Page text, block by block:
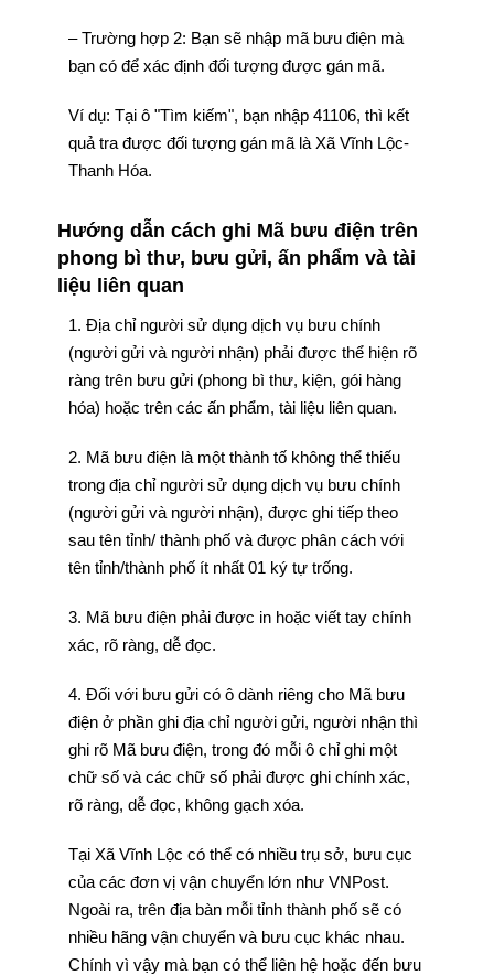
– Trường hợp 2: Bạn sẽ nhập mã bưu điện mà
bạn có để xác định đối tượng được gán mã.
Ví dụ: Tại ô "Tìm kiếm", bạn nhập 41106, thì kết
quả tra được đối tượng gán mã là Xã Vĩnh Lộc-
Thanh Hóa.
Hướng dẫn cách ghi Mã bưu điện trên
phong bì thư, bưu gửi, ấn phẩm và tài
liệu liên quan
1. Địa chỉ người sử dụng dịch vụ bưu chính
(người gửi và người nhận) phải được thể hiện rõ
ràng trên bưu gửi (phong bì thư, kiện, gói hàng
hóa) hoặc trên các ấn phẩm, tài liệu liên quan.
2. Mã bưu điện là một thành tố không thể thiếu
trong địa chỉ người sử dụng dịch vụ bưu chính
(người gửi và người nhận), được ghi tiếp theo
sau tên tỉnh/ thành phố và được phân cách với
tên tỉnh/thành phố ít nhất 01 ký tự trống.
3. Mã bưu điện phải được in hoặc viết tay chính
xác, rõ ràng, dễ đọc.
4. Đối với bưu gửi có ô dành riêng cho Mã bưu
điện ở phần ghi địa chỉ người gửi, người nhận thì
ghi rõ Mã bưu điện, trong đó mỗi ô chỉ ghi một
chữ số và các chữ số phải được ghi chính xác,
rõ ràng, dễ đọc, không gạch xóa.
Tại Xã Vĩnh Lộc có thể có nhiều trụ sở, bưu cục
của các đơn vị vận chuyển lớn như VNPost.
Ngoài ra, trên địa bàn mỗi tỉnh thành phố sẽ có
nhiều hãng vận chuyển và bưu cục khác nhau.
Chính vì vậy mà bạn có thể liên hệ hoặc đến bưu